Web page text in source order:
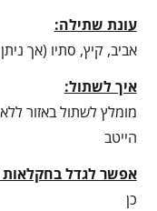
עונת שתילה:
אביב, קיץ, סתיו (אך
איך לשתול:
מומלץ לשתול באזור
הייטב
אפשר לגדל בחקלאות
כן